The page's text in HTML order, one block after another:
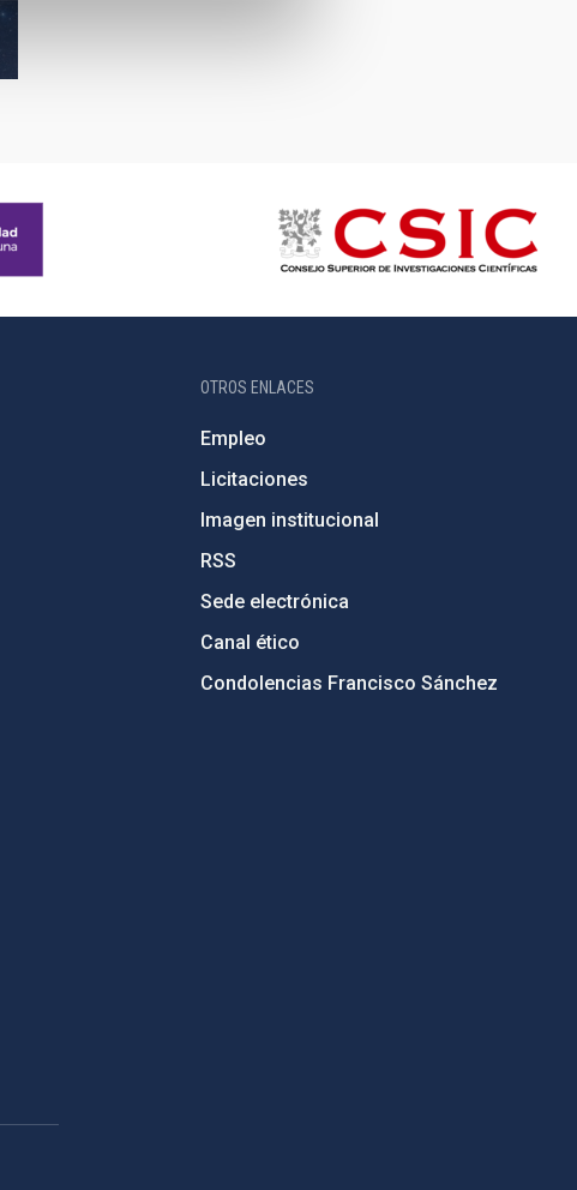
OTROS ENLACES
Empleo
Licitaciones
Imagen institucional
RSS
Sede electrónica
Canal ético
Condolencias Francisco Sánchez